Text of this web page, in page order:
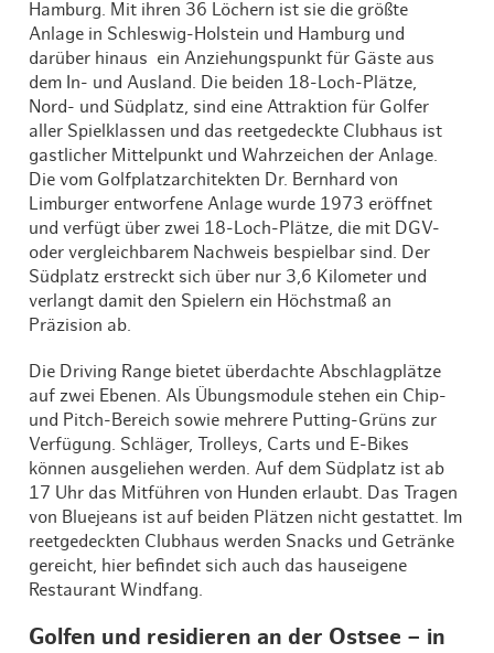
Hamburg. Mit ihren 36 Löchern ist sie die größte
Anlage in Schleswig-Holstein und Hamburg und
darüber hinaus ein Anziehungspunkt für Gäste aus
dem In- und Ausland. Die beiden 18-Loch-Plätze,
Nord- und Südplatz, sind eine Attraktion für Golfer
aller Spielklassen und das reetgedeckte Clubhaus ist
gastlicher Mittelpunkt und Wahrzeichen der Anlage.
Die vom Golfplatzarchitekten Dr. Bernhard von
Limburger entworfene Anlage wurde 1973 eröffnet
und verfügt über zwei 18-Loch-Plätze, die mit DGV-
oder vergleichbarem Nachweis bespielbar sind. Der
Südplatz erstreckt sich über nur 3,6 Kilometer und
verlangt damit den Spielern ein Höchstmaß an
Präzision ab.
Die Driving Range bietet überdachte Abschlagplätze
auf zwei Ebenen. Als Übungsmodule stehen ein Chip-
und Pitch-Bereich sowie mehrere Putting-Grüns zur
Verfügung. Schläger, Trolleys, Carts und E-Bikes
können ausgeliehen werden. Auf dem Südplatz ist ab
17 Uhr das Mitführen von Hunden erlaubt. Das Tragen
von Bluejeans ist auf beiden Plätzen nicht gestattet. Im
reetgedeckten Clubhaus werden Snacks und Getränke
gereicht, hier befindet sich auch das hauseigene
Restaurant Windfang.
Golfen und residieren an der Ostsee – in